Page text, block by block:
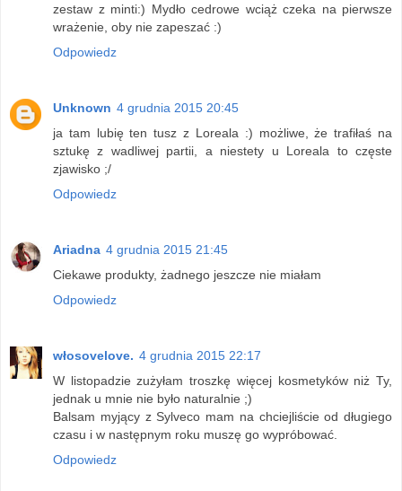
zestaw z minti:) Mydło cedrowe wciąż czeka na pierwsze
wrażenie, oby nie zapeszać :)
Odpowiedz
Unknown 4 grudnia 2015 20:45
ja tam lubię ten tusz z Loreala :) możliwe, że trafiłaś na
sztukę z wadliwej partii, a niestety u Loreala to częste
zjawisko ;/
Odpowiedz
Ariadna 4 grudnia 2015 21:45
Ciekawe produkty, żadnego jeszcze nie miałam
Odpowiedz
włosovelove. 4 grudnia 2015 22:17
W listopadzie zużyłam troszkę więcej kosmetyków niż Ty,
jednak u mnie nie było naturalnie ;)
Balsam myjący z Sylveco mam na chciejliście od długiego
czasu i w następnym roku muszę go wypróbować.
Odpowiedz